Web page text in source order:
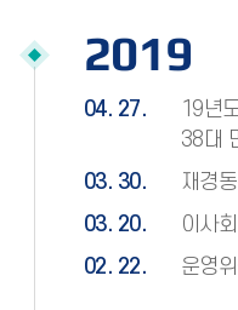
2019
04. 27.
19년
38대
03. 30.
재경
03. 20.
이사
02. 22.
운영